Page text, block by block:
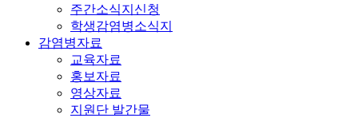
주간소식지신청
학생감염병소식지
감염병자료
교육자료
홍보자료
영상자료
지원단 발간물